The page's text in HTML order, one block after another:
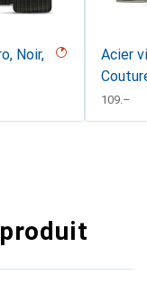
Noir,
Acier
CHF
109.–